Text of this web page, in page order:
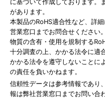
に基づいて作成しております。
があります。
本製品のRoHS適合性など、詳
営業窓口までお問合せください
物質の含有・使用を規制する
十分調査の上、かかる法令に適
かかる法令を遵守しないことに
の責任を負いかねます。
信頼性データは参考情報であり
報は弊社営業窓口までお問い合